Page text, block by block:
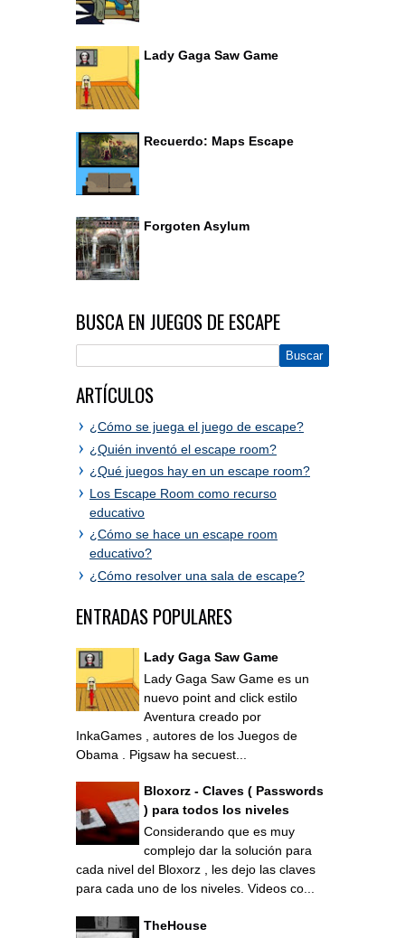
Lady Gaga Saw Game
Recuerdo: Maps Escape
Forgoten Asylum
BUSCA EN JUEGOS DE ESCAPE
ARTÍCULOS
¿Cómo se juega el juego de escape?
¿Quién inventó el escape room?
¿Qué juegos hay en un escape room?
Los Escape Room como recurso
educativo
¿Cómo se hace un escape room
educativo?
¿Cómo resolver una sala de escape?
ENTRADAS POPULARES
Lady Gaga Saw Game
Lady Gaga Saw Game es un
nuevo point and click estilo
Aventura creado por
InkaGames , autores de los Juegos de
Obama . Pigsaw ha secuest...
Bloxorz - Claves ( Passwords
) para todos los niveles
Considerando que es muy
complejo dar la solución para
cada nivel del Bloxorz , les dejo las claves
para cada uno de los niveles. Videos co...
TheHouse